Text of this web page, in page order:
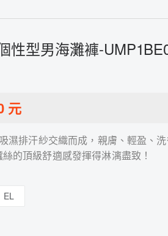
性型男海灘褲-
元
濕排汗紗交織而成，親膚、輕盈、
的頂級舒適感發揮得淋漓盡致！
EL